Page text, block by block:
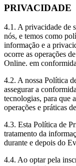
PRIVACIDADE
4.1. A privacidade de
nós, e temos como
informação e a
ocorre as operações
Online. em
4.2. A nossa Política
assegurar a
tecnologias, para que
operações e práticas
4.3. Esta Política de
tratamento da
durante e depois do
4.4. Ao optar pela